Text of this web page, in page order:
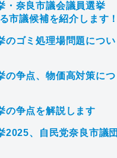
・奈良市議会議員選挙
市議候補を紹介します！
のゴミ処理場問題につい
の争点、物価高対策につ
の争点を解説します
2025、自民党奈良市議団